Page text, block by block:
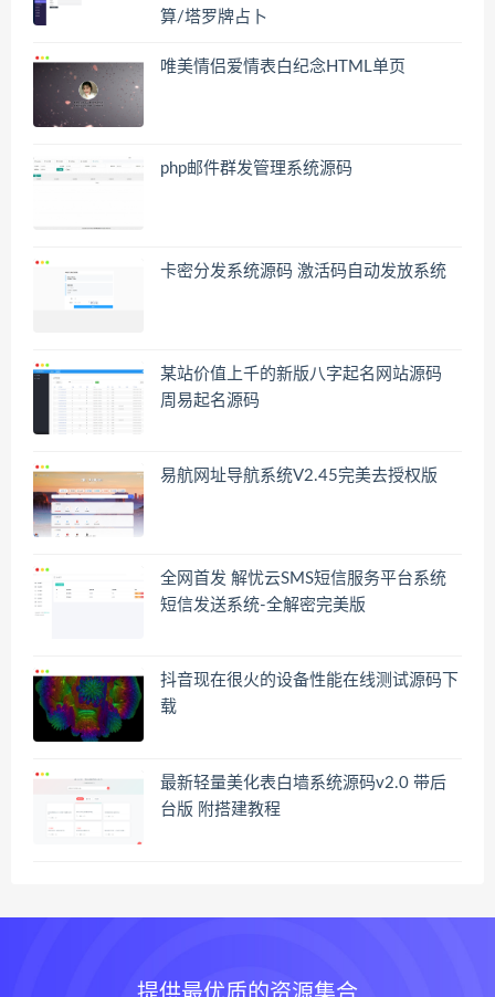
算/塔罗牌占卜
唯美情侣爱情表白纪念HTML单页
php邮件群发管理系统源码
卡密分发系统源码 激活码自动发放系统
某站价值上千的新版八字起名网站源码
周易起名源码
易航网址导航系统V2.45完美去授权版
全网首发 解忧云SMS短信服务平台系统
短信发送系统-全解密完美版
抖音现在很火的设备性能在线测试源码下
载
最新轻量美化表白墙系统源码v2.0 带后
台版 附搭建教程